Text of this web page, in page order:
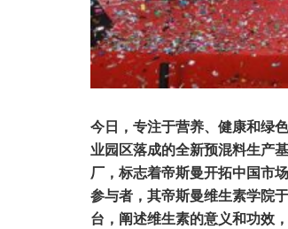
今日，专注于营养、健康和绿
业园区落成的全新预混料生产
厂，标志着帝斯曼开拓中国市
参与者，其帝斯曼维生素学院
台，阐述维生素的意义和功效